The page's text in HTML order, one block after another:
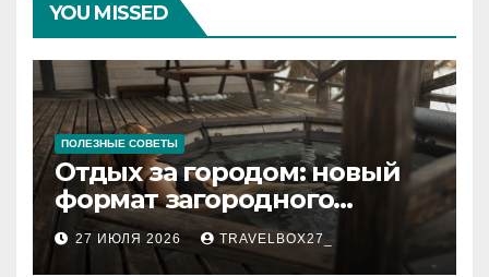
YOU MISSED
ПОЛЕЗНЫЕ СОВЕТЫ
Отдых за городом: новый
формат загородного
релакса
27 ИЮЛЯ 2026 TRAVELBOX27_